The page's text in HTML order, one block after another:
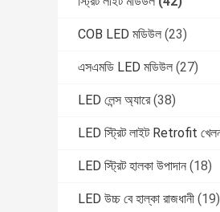
COB LED মডিউল (23)
এসএমডি LED মডিউল (27)
LED লেন্স অ্যারে (38)
LED স্ট্রিট লাইট Retrofit
LED স্ট্রিট হালকা উপাদান (18)
LED উচ্চ বে হাল্কা রাজধানী (19)